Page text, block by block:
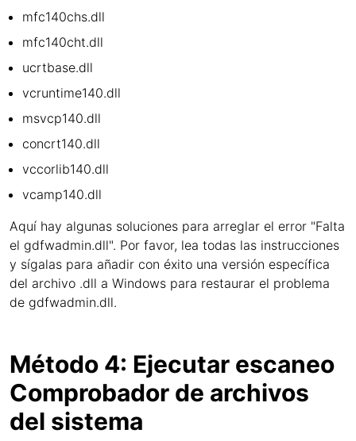
mfc140chs.dll
mfc140cht.dll
ucrtbase.dll
vcruntime140.dll
msvcp140.dll
concrt140.dll
vccorlib140.dll
vcamp140.dll
Aquí hay algunas soluciones para arreglar el error "Falta
el gdfwadmin.dll". Por favor, lea todas las instrucciones
y sígalas para añadir con éxito una versión específica
del archivo .dll a Windows para restaurar el problema
de gdfwadmin.dll.
Método 4: Ejecutar escaneo
Comprobador de archivos
del sistema